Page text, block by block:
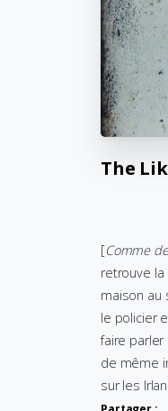
The
[Comme
retrouve
maison au
le policier
faire parler
de même
sur les